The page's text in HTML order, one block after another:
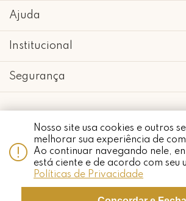
Nosso site usa cookies e outros
melhorar sua experiência de
Ao continuar navegando nele,
está ciente e de acordo com seu
Políticas de Privacidade
Ajuda
Institucional
Segurança
copyright 2018 - 2022 • mimo galeria •
direitos reservados.